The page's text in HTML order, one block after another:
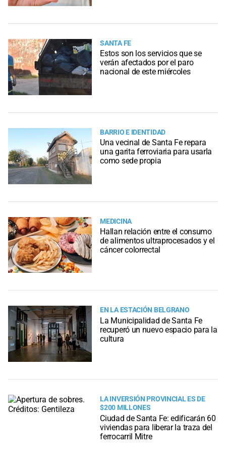
SANTA FE
Estos son los servicios que se
verán afectados por el paro
nacional de este miércoles
BARRIO E IDENTIDAD
Una vecinal de Santa Fe repara
una garita ferroviaria para usarla
como sede propia
MEDICINA
Hallan relación entre el consumo
de alimentos ultraprocesados y el
cáncer colorrectal
EN LA ESTACIÓN BELGRANO
La Municipalidad de Santa Fe
recuperó un nuevo espacio para la
cultura
LA INVERSIÓN PROVINCIAL ES DE
$200 MILLONES
Ciudad de Santa Fe: edificarán 60
viviendas para liberar la traza del
ferrocarril Mitre